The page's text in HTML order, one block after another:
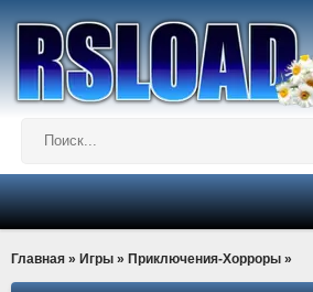
Главная » Игры » Приключения-Хорроры »